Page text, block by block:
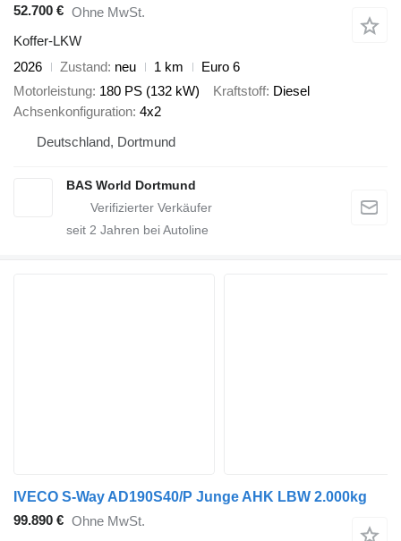
52.700 € Ohne MwSt.
Koffer-LKW
2026
Zustand neu 1 km
Euro 6
Motorleistung 180 PS (132 kW) Kraftstoff Diesel
Achsenkonfiguration 4x2
Deutschland, Dortmund
BAS World Dortmund
seit 2 Jahren bei Autoline
IVECO S-Way AD190S40/P Junge AHK LBW 2.000kg
99.890 € Ohne MwSt.